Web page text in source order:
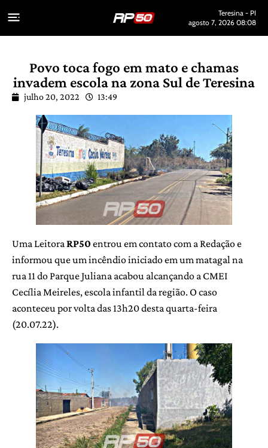
Teresina - PI
agosto 7, 2026 08:08
Povo toca fogo em mato e chamas
invadem escola na zona Sul de Teresina
julho 20, 2022 13:49
Uma LeitoraRP50 entrou em contato com a Redação e
informou que um incêndio iniciado em um matagal na
rua 11 do Parque Juliana acabou alcançando a CMEI
Cecília Meireles, escola infantil da região. O caso
aconteceu por volta das 13h20 desta quarta-feira
(20.07.22).